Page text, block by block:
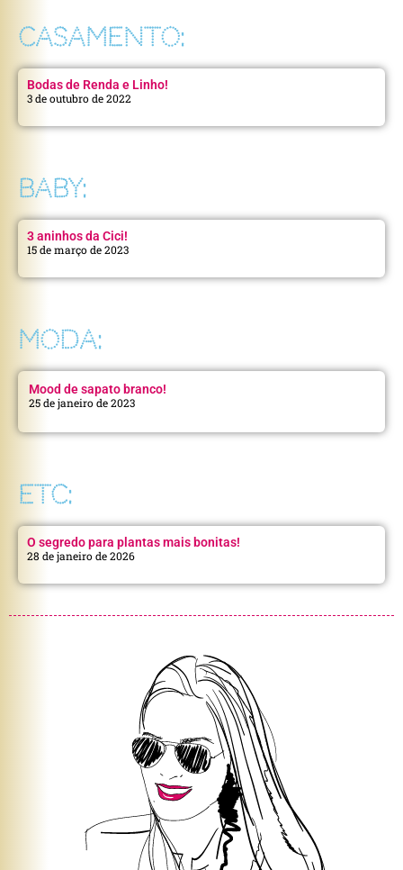
CASAMENTO:
Bodas de Renda e Linho!
3 de outubro de 2022
BABY:
3 aninhos da Cici!
15 de março de 2023
MODA:
Mood de sapato branco!
25 de janeiro de 2023
ETC:
O segredo para plantas mais bonitas!
28 de janeiro de 2026